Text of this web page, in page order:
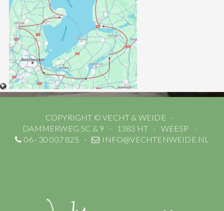
COPYRIGHT © VECHT & WEIDE
DAMMERWEG 5C & 9
1383 HT
WEESP
06 - 30 007 825
INFO@VECHTENWEIDE.NL